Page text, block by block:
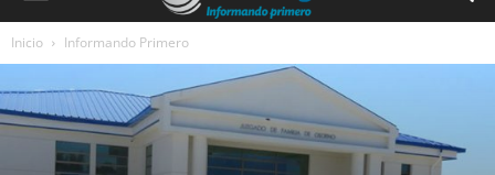
Inicio Informando Primero